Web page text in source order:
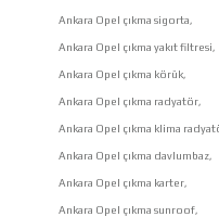
Ankara Opel çıkma sigorta,
Ankara Opel çıkma yakıt filtresi,
Ankara Opel çıkma körük,
Ankara Opel çıkma radyatör,
Ankara Opel çıkma klima
Ankara Opel çıkma davlumbaz,
Ankara Opel çıkma karter,
Ankara Opel çıkma sunroof,